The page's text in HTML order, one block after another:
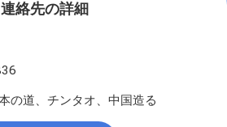
連絡先の詳細
の道、チンタオ、中国造る